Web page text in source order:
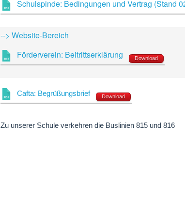
Schulspinde: Bedingungen und Vertrag (Stand
--> Website-Bereich
Förderverein: Beitrittserklärung
Download
Cafta: Begrüßungsbrief Download
Zu unserer Schule verkehren die Buslinien 815 und 816